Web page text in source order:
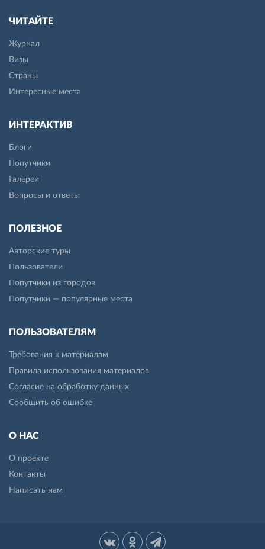
ЧИТАЙТЕ
Журнал
Визы
Страны
Интересные места
ИНТЕРАКТИВ
Блоги
Попутчики
Галереи
Вопросы и ответы
ПОЛЕЗНОЕ
Авторские туры
Пользователи
Попутчики из городов
Попутчики — популярные места
ПОЛЬЗОВАТЕЛЯМ
Требования к материалам
Правила использования материалов
Согласие на обработку данных
Сообщить об ошибке
О НАС
О проекте
Контакты
Написать нам